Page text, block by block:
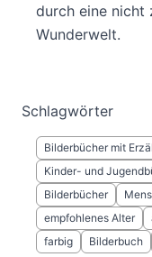
durch eine nicht
Wunderwelt.
Schlagwörter
Bilderbücher mit
Kinder- und
Bilderbücher
empfohlenes Alter
farbig
Bilderbuch